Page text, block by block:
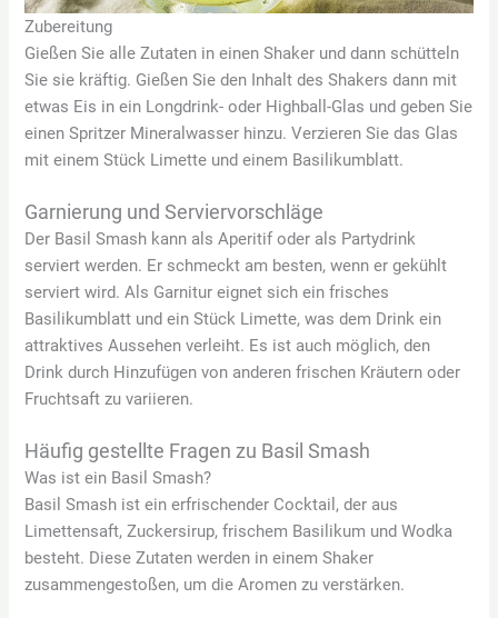
Zubereitung
Gießen Sie alle Zutaten in einen Shaker und dann schütteln
Sie sie kräftig. Gießen Sie den Inhalt des Shakers dann mit
etwas Eis in ein Longdrink- oder Highball-Glas und geben Sie
einen Spritzer Mineralwasser hinzu. Verzieren Sie das Glas
mit einem Stück Limette und einem Basilikumblatt.
Garnierung und Serviervorschläge
Der Basil Smash kann als Aperitif oder als Partydrink
serviert werden. Er schmeckt am besten, wenn er gekühlt
serviert wird. Als Garnitur eignet sich ein frisches
Basilikumblatt und ein Stück Limette, was dem Drink ein
attraktives Aussehen verleiht. Es ist auch möglich, den
Drink durch Hinzufügen von anderen frischen Kräutern oder
Fruchtsaft zu variieren.
Häufig gestellte Fragen zu Basil Smash
Was ist ein Basil Smash?
Basil Smash ist ein erfrischender Cocktail, der aus
Limettensaft, Zuckersirup, frischem Basilikum und Wodka
besteht. Diese Zutaten werden in einem Shaker
zusammengestoßen, um die Aromen zu verstärken.